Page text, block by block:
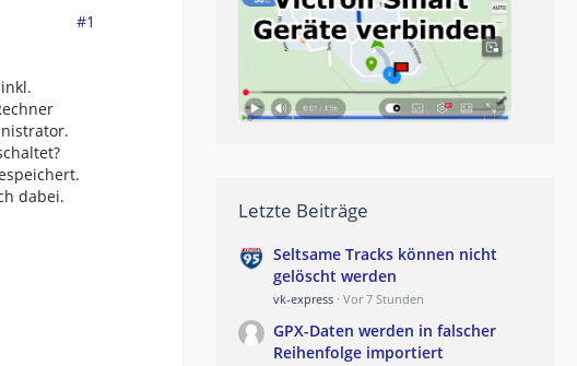
#1
dabei.
Letzte Beiträge
Seltsame Tracks können nicht
gelöscht werden
vk-express Vor 7 Stunden
GPX-Daten werden in falscher
Reihenfolge importiert